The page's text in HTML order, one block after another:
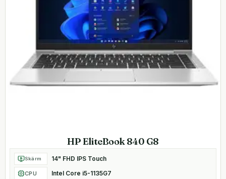
HP EliteBook 840 G8
Skärm 14" FHD IPS Touch
CPU Intel Core i5-1135G7